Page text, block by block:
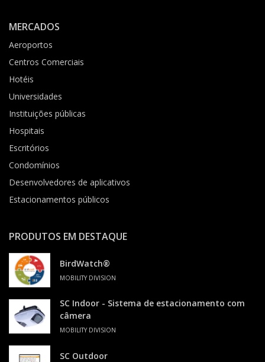
MERCADOS
Aeroportos
Centros Comerciais
Hotéis
Universidades
Instituições públicas
Hospitais
Escritórios
Condomínios
Desenvolvedores de aplicativos
Estacionamentos públicos
PRODUTOS EM DESTAQUE
BirdWatch®
MOBILITY DIVISION
SC Indoor - Sistema de estacionamento com
câmera
MOBILITY DIVISION
SC Outdoor